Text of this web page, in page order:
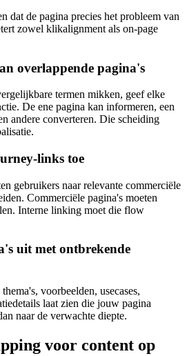
dat de pagina precies het probleem van
zowel klikalignment als on-page
overlappende pagina's
termen mikken, geef elke
De ene pagina kan informeren, een
andere converteren. Die scheiding
links toe
gebruikers naar relevante commerciële
Commerciële pagina's moeten
Interne linking moet die flow
uit met ontbrekende
voorbeelden, usecases,
laat zien die jouw pagina
naar de verwachte diepte.
voor content op